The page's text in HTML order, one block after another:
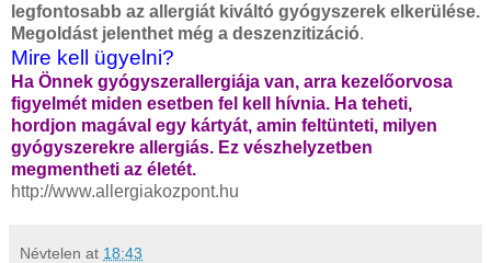
legfontosabb az allergiát kiváltó gyógyszerek elkerülése.
Megoldást jelenthet még a deszenzitizáció.
Mire kell ügyelni?
Ha Önnek gyógyszerallergiája van, arra kezelőorvosa
figyelmét miden esetben fel kell hívnia. Ha teheti,
hordjon magával egy kártyát, amin feltünteti, milyen
gyógyszerekre allergiás. Ez vészhelyzetben
megmentheti az életét.
http://www.allergiakozpont.hu
Névtelen at 18:43